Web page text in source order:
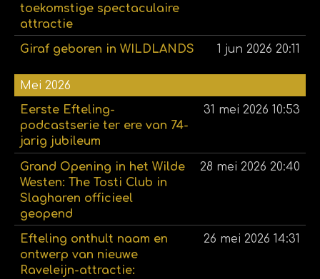
toekomstige spectaculaire
attractie
Giraf geboren in WILDLANDS 1 jun 2026 20:11
Mei 2026
Eerste Efteling-
podcastserie ter ere van 74-
jarig jubileum
31 mei 2026 10:53
Grand Opening in het Wilde
Westen: The Tosti Club in
Slagharen officieel
geopend
28 mei 2026 20:40
Efteling onthult naam en
ontwerp van nieuwe
Raveleijn-attractie:
26 mei 2026 14:31